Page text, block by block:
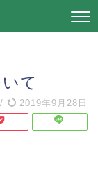
て
/ 2019年9月28日